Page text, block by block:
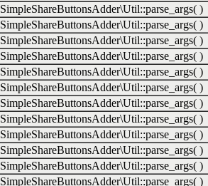
SimpleShareButtonsAdder\Util::parse_args( )
SimpleShareButtonsAdder\Util::parse_args( )
SimpleShareButtonsAdder\Util::parse_args( )
SimpleShareButtonsAdder\Util::parse_args( )
SimpleShareButtonsAdder\Util::parse_args( )
SimpleShareButtonsAdder\Util::parse_args( )
SimpleShareButtonsAdder\Util::parse_args( )
SimpleShareButtonsAdder\Util::parse_args( )
SimpleShareButtonsAdder\Util::parse_args( )
SimpleShareButtonsAdder\Util::parse_args( )
SimpleShareButtonsAdder\Util::parse_args( )
SimpleShareButtonsAdder\Util::parse_args( )